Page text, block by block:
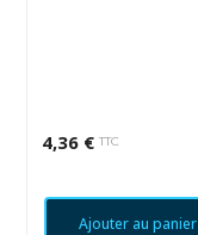
4,36 € TTC
Ajouter au panier